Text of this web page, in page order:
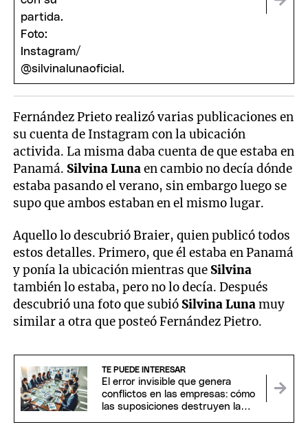
Fernández Prieto realizó varias publicaciones en
su cuenta de Instagram con la ubicación
activida. La misma daba cuenta de que estaba en
Panamá. Silvina Lunaen cambio no decía dónde
estaba pasando el verano, sin embargo luego se
supo que ambos estaban en el mismo lugar.
Aquello lo descubrió Braier, quien publicó todos
estos detalles. Primero, que él estaba en Panamá
y ponía la ubicación mientras que Silvina
también lo estaba, pero no lo decía. Después
descubrió una foto que subió Silvina Lunamuy
similar a otra que posteó Fernández Pietro.
TE PUEDE INTERESAR
El error invisible que genera
conflictos en las empresas: cómo
las suposiciones destruyen la